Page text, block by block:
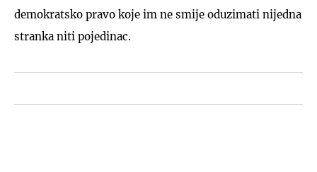
demokratsko pravo koje im ne smije oduzimati nijedna
stranka niti pojedinac.